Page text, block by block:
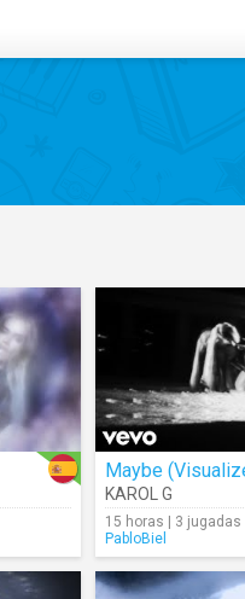
Maybe
KAROL G
15 horas | 3 jugadas
PabloBiel